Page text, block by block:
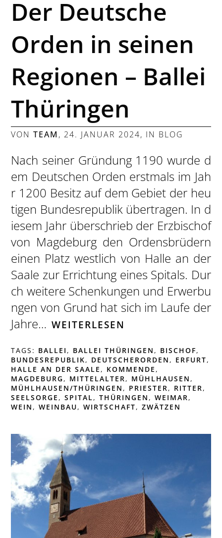
Der Deutsche
Orden in seinen
Regionen – Ballei
Thüringen
VONTEAM , 24. JANUAR 2024, IN BLOG
Nach seiner Gründung 1190 wurde d
em Deutschen Orden erstmals im Jah
r 1200 Besitz auf dem Gebiet der heu
tigen Bundesrepublik übertragen. In d
iesem Jahr überschrieb der Erzbischof
von Magdeburg den Ordensbrüdern
einen Platz westlich von Halle an der
Saale zur Errichtung eines Spitals. Dur
ch weitere Schenkungen und Erwerbu
ngen von Grund hat sich im Laufe der
Jahre… WEITERLESEN
TAGS: BALLEI , BALLEI THÜRINGEN , BISCHOF,
BUNDESREPUBLIK, DEUTSCHERORDEN , ERFURT,
HALLE AN DER SAALE , KOMMENDE ,
MAGDEBURG , MITTELALTER, MÜHLHAUSEN ,
MÜHLHAUSEN/THÜRINGEN , PRIESTER, RITTER,
SEELSORGE ,SPITAL,THÜRINGEN ,WEIMAR,
WEIN ,WEINBAU,WIRTSCHAFT,ZWÄTZEN